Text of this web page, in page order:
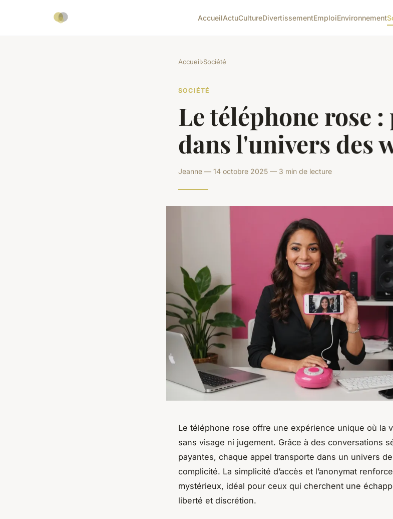
AccueilActuCultureDivertissementEmploiEnvironnement
Accueil›Société
SOCIÉTÉ
Le téléphone rose :
dans l'univers des
Jeanne — 14 octobre 2025 — 3 min de lecture
Le téléphone rose offre une expérience unique où la
sans visage ni jugement. Grâce à des conversations
payantes, chaque appel transporte dans un univers
complicité. La simplicité d’accès et l’anonymat
mystérieux, idéal pour ceux qui cherchent une
liberté et discrétion.